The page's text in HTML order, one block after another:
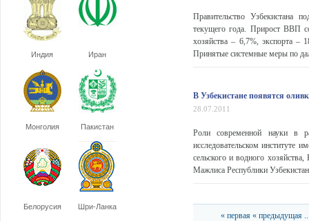
Индия Иран
Монголия Пакистан
Белорусия Шри-Ланка
Правительство Узбекистана
текущего года. Прирост ВВП
хозяйства – 6,7%, экспорта –
Принятые системные меры по
В Узбекистане появятся
28.07.2011
Роли современной науки в
исследовательском институте
сельского и водного
Мажлиса Республики
« первая « предыдущая